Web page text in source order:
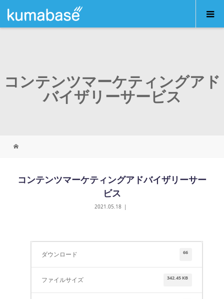
コンテンツマーケティングアド
バイザリーサービス
コンテンツマーケティングアドバイザリーサー
ビス
2021.05.18
ダウンロード 66
ファイルサイズ 342.45 KB